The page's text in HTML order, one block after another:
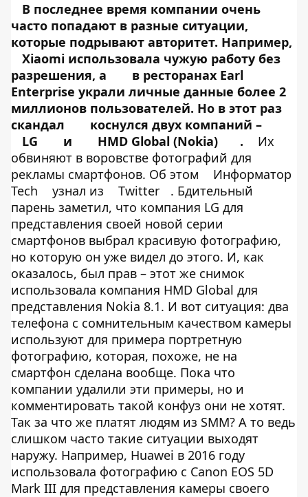
В последнее время компании очень
часто попадают в разные ситуации,
которые подрывают авторитет. Например,
Xiaomi использовала чужую работу без
разрешения, а
в ресторанах Earl
Enterprise украли личные данные более 2
миллионов пользователей. Но в этот раз
скандал
коснулся двух компаний –
LG
и HMD Global (Nokia) .
Их
обвиняют в воровстве фотографий для
рекламы смартфонов. Об этом
Информатор
Tech
узнал из Twitter
. Бдительный
парень заметил, что компания LG для
представления своей новой серии
смартфонов выбрал красивую фотографию,
но которую он уже видел до этого. И, как
оказалось, был прав – этот же снимок
использовала компания HMD Global для
представления Nokia 8.1. И вот ситуация: два
телефона с сомнительным качеством камеры
используют для примера портретную
фотографию, которая, похоже, не на
смартфон сделана вообще. Пока что
компании удалили эти примеры, но и
комментировать такой конфуз они не хотят.
Так за что же платят людям из SMM? А то ведь
слишком часто такие ситуации выходят
наружу. Например, Huawei в 2016 году
использовала фотографию с Canon EOS 5D
Mark III для представления камеры своего